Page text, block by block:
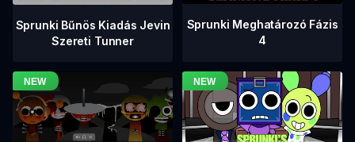
Sprunki Bűnös Kiadás Jevin
Szereti Tunner
Sprunki Meghatározó Fázis
4